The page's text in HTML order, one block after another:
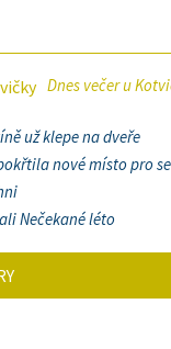
Dnes večer u
už klepe na dveře
nové místo pro
Nečekané léto